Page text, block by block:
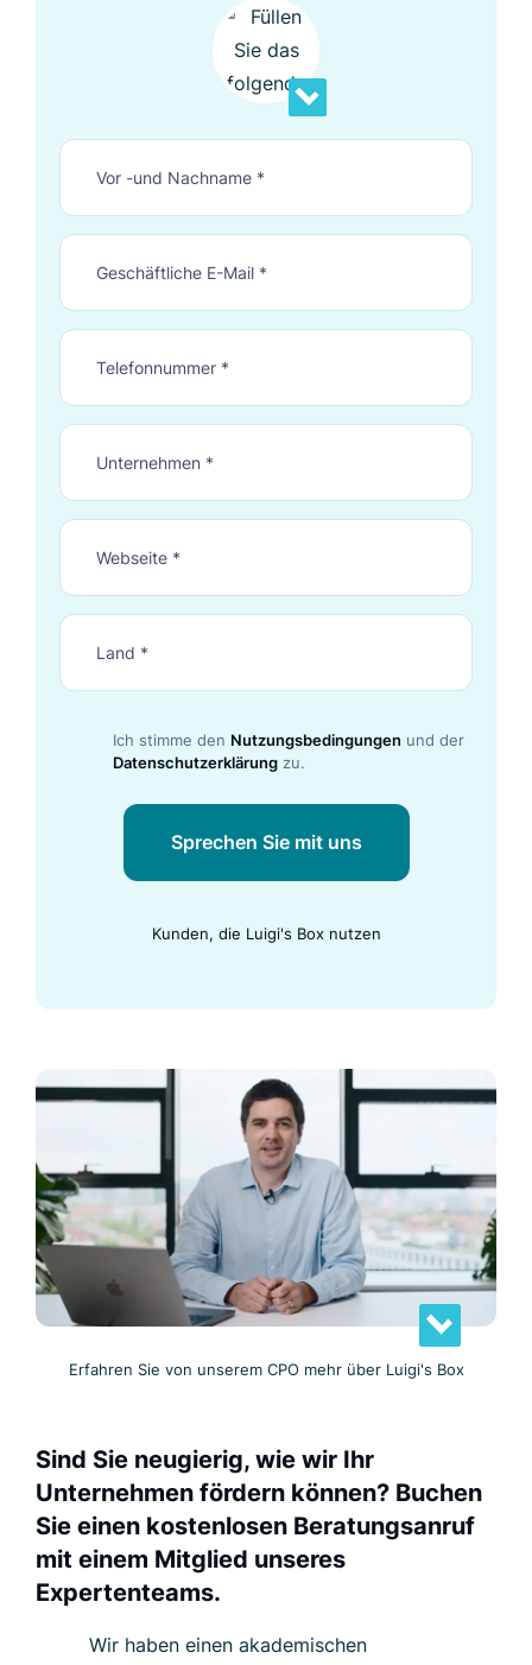
Ich stimme den Nutzungsbedingungen und der
Datenschutzerklärung zu.
Sprechen Sie mit uns
Kunden, die Luigi's Box nutzen
Erfahren Sie von unserem CPO mehr über Luigi's Box
Sind Sie neugierig, wie wir Ihr
Unternehmen fördern können? Buchen
Sie einen kostenlosen Beratungsanruf
mit einem Mitglied unseres
Expertenteams.
Wir haben einen akademischen